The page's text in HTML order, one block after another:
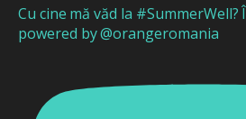
Cu cine mă văd la
powered by @orangeromania